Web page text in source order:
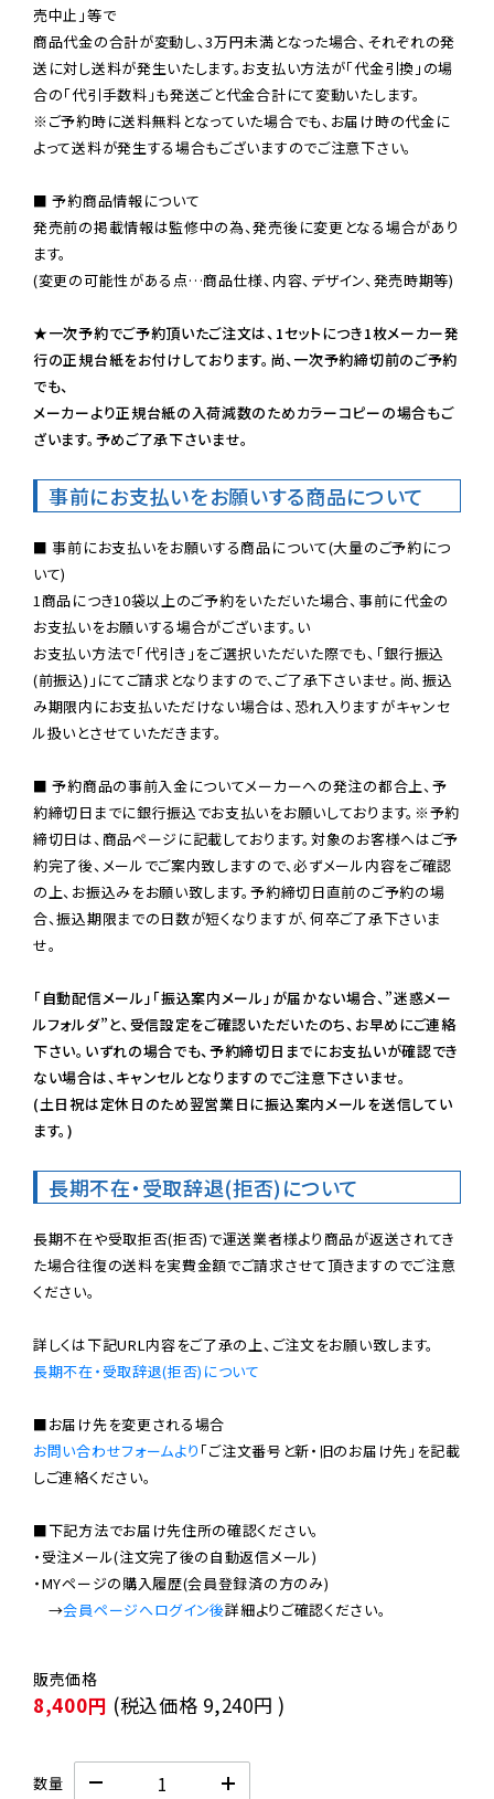
売中止」等で
商品代金の合計が変動し、3万円未満となった場合、それぞれの発
送に対し送料が発生いたします。お支払い方法が「代金引換」の場
※ご予約時に送料無料となっていた場合でも、お届け時の代金に
よって送料が発生する場合もございますのでご注意下さい。
■ 予約商品情報について
発売前の掲載情報は監修中の為、発売後に変更となる場合があり
ます。
(変更の可能性がある点…商品仕様、内容、デザイン、発売時期等)
★一次予約でご予約頂いたご注文は、1セットにつき1枚メーカー発
行の正規台紙をお付けしております。尚、一次予約締切前のご予約
でも、
メーカーより正規台紙の入荷減数のためカラーコピーの場合もご
ざいます。予めご了承下さいませ。
事前にお支払いをお願いする商品について
■ 事前にお支払いをお願いする商品について(大量のご予約につ
いて)
1商品につき10袋以上のご予約をいただいた場合、事前に代金の
お支払いをお願いする場合がございます。い
お支払い方法で「代引き」をご選択いただいた際でも、「銀行振込
(前振込)」にてご請求となりますので、ご了承下さいませ。尚、振込
み期限内にお支払いただけない場合は、恐れ入りますがキャンセ
ル扱いとさせていただきます。
■ 予約商品の事前入金についてメーカーへの発注の都合上、予
約締切日までに銀行振込でお支払いをお願いしております。※予約
締切日は、商品ページに記載しております。対象のお客様へはご予
約完了後、メールでご案内致しますので、必ずメール内容をご確認
の上、お振込みをお願い致します。予約締切日直前のご予約の場
合、振込期限までの日数が短くなりますが、何卒ご了承下さいま
せ。
「自動配信メール」「振込案内メール」が届かない場合、”迷惑メー
ルフォルダ”と、受信設定をご確認いただいたのち、お早めにご連絡
下さい。いずれの場合でも、予約締切日までにお支払いが確認でき
ない場合は、キャンセルとなりますのでご注意下さいませ。
(土日祝は定休日のため翌営業日に振込案内メールを送信してい
ます。)
長期不在・受取辞退(拒否)について
長期不在や受取拒否(拒否)で運送業者様より商品が返送されてき
た場合往復の送料を実費金額でご請求させて頂きますのでご注意
ください。
長期不在・受取辞退(拒否)について
お問い合わせフォームより 「ご注文番号と新・旧のお届け先」を記載
しご連絡ください。
■下記方法でお届け先住所の確認ください。
・受注メール(注文完了後の自動返信メール)
・MYページの購入履歴(会員登録済の方のみ)
→会員ページへログイン後
8,400円 (税込価格 9,240円 )
数量